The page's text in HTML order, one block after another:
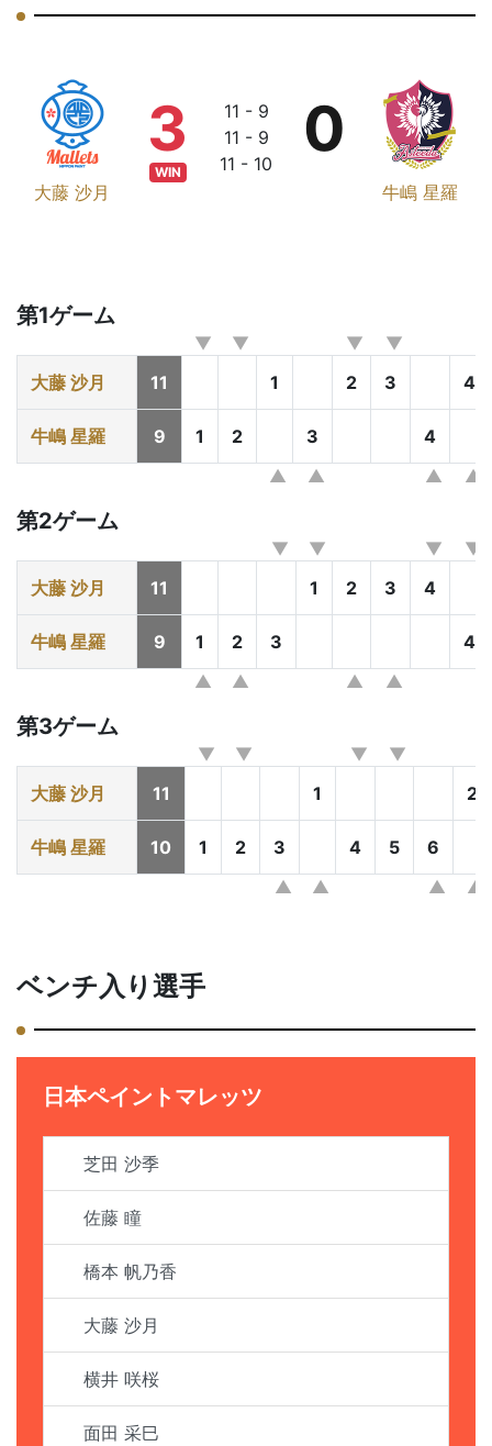
大藤 沙月
3
WIN
11 - 9
11 - 9
11 - 10
牛嶋 星羅
0
第1ゲーム
大藤 沙月 11 1 2 3 4
牛嶋 星羅 9 1 2 3 4
第2ゲーム
大藤 沙月 11 1 2 3 4
牛嶋 星羅 9 1 2 3 4
第3ゲーム
大藤 沙月 11 1 2
牛嶋 星羅 10 1 2 3 4 5 6
ベンチ入り選手
日本ペイントマレッツ
芝田 沙季
佐藤 瞳
橋本 帆乃香
大藤 沙月
横井 咲桜
面田 采巳